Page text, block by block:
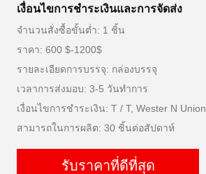
เงื่อนไขการชําระเงินและการจัดส่ง
จำนวนสั่งซื้อขั้นต่ำ: 1 ชิ้น
ราคา: 600 $-1200$
รายละเอียดการบรรจุ: กล่องบรรจุ
เวลาการส่งมอบ: 3-5 วันทำการ
เงื่อนไขการชำระเงิน: T / T, Wester N Union
สามารถในการผลิต: 30 ชิ้นต่อสัปดาห์
รับราคาที่ดีที่สุด